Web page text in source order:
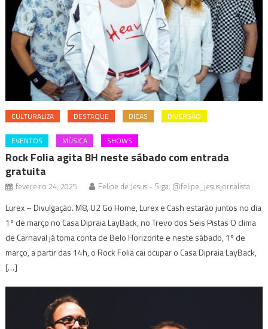
CULTURALIZA DESTAQUE DICAS DIVERSÃO
EVENTOS MÚSICA SHOWS
Rock Folia agita BH neste sábado com entrada
gratuita
fevereiro 24, 2025 Felipe de Jesus - Siga: @felipe_jesusjornalista
Lurex – Divulgação. M8, U2 Go Home, Lurex e Cash estarão juntos no dia
1º de março no Casa Dipraia LayBack, no Trevo dos Seis Pistas O clima
de Carnaval já toma conta de Belo Horizonte e neste sábado, 1º de
março, a partir das 14h, o Rock Folia cai ocupar o Casa Dipraia LayBack,
[…]